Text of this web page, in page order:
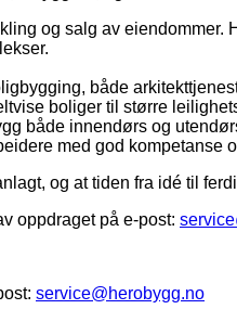
og salg av
både
boliger til større
både innendørs og
med god kompetanse
og at tiden fra idé til
oppdraget på e-post:
service@herobygg.no